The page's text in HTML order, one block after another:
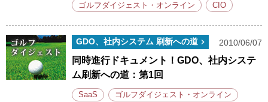
ゴルフダイジェスト・オンライン CIO
GDO、社内システム 刷新への道 2010/06/07
同時進行ドキュメント！GDO、社内システ
ム刷新への道：第1回
SaaS ゴルフダイジェスト・オンライン